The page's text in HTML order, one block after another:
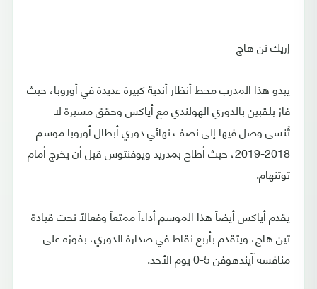
إريك تن هاج
يبدو هذا المدرب محط أنظار أندية كبيرة عديدة في أوروبا، حيث
فاز بلقبين بالدوري الهولندي مع أياكس وحقق مسيرة لا
تُنسى وصل فيها إلى نصف نهائي دوري أبطال أوروبا موسم
2018-2019، حيث أطاح بمدريد ويوفنتوس قبل أن يخرج أمام
توتنهام.
يقدم أياكس أيضاً هذا الموسم أداءاً ممتعاً وفعالًا تحت قيادة
تين هاج، ويتقدم بأربع نقاط في صدارة الدوري، بفوزه على
منافسه آيندهوفن 5-0 يوم الأحد.